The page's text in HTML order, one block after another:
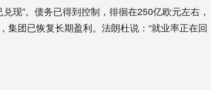
现”。债务已得到控制，徘徊在250亿欧元左右，
团已恢复长期盈利。法朗杜说：“就业率正在回